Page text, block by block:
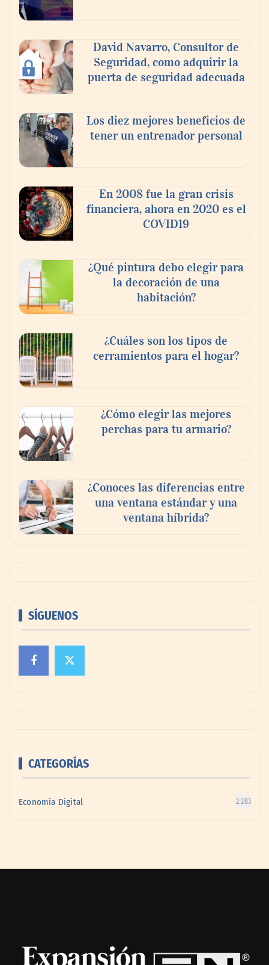
‘El ransomware se puede vencer. No
Ricardo Palacio Escobar
David Navarro, Consultor de
Seguridad, como adquirir la
puerta de seguridad adecuada
Los diez mejores beneficios de
tener un entrenador personal
En 2008 fue la gran crisis
financiera, ahora en 2020 es el
COVID19
¿Qué pintura debo elegir para
la decoración de una
habitación?
¿Cuáles son los tipos de
cerramientos para el hogar?
¿Cómo elegir las mejores
perchas para tu armario?
¿Conoces las diferencias entre
una ventana estándar y una
ventana híbrida?
SÍGUENOS
CATEGORÍAS
Economía Digital 2.283